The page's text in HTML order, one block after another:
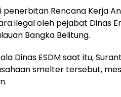
penerbitan Rencana Kerja
ilegal oleh pejabat Dinas
Bangka Belitung.
Dinas ESDM saat itu,
smelter tersebut,